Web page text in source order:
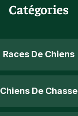
Catégories
Races De Chiens
Chiens De Chasse